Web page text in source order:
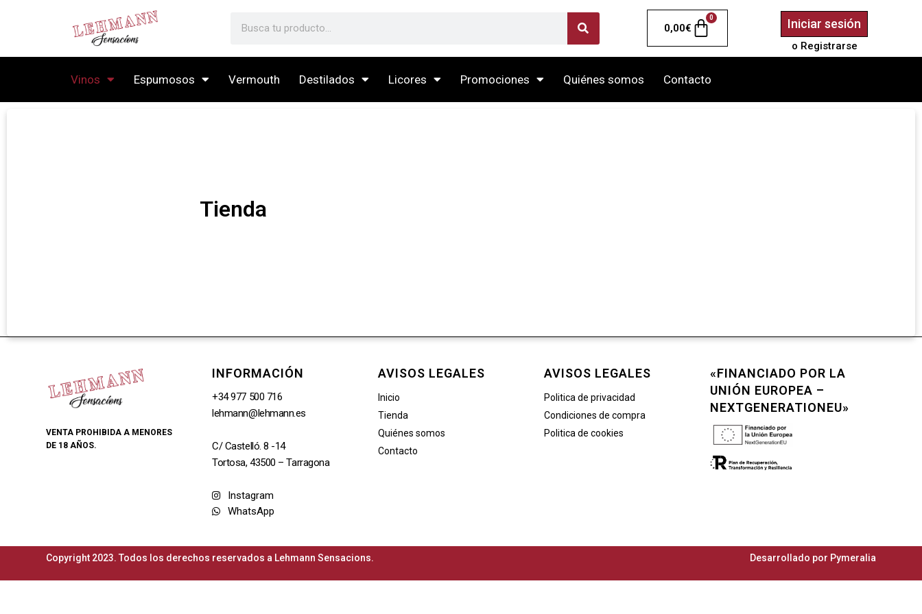
0,00€
0 Iniciar sesión
o Registrarse
Vinos Espumosos Vermouth Destilados Licores Promociones Quiénes somos Contacto
Tienda
VENTA PROHIBIDA A MENORES
DE 18 AÑOS.
INFORMACIÓN
+34 977 500 716
lehmann@lehmann.es
C/ Castelló. 8 -14
Tortosa, 43500 – Tarragona
Instagram
WhatsApp
AVISOS LEGALES
Inicio
Tienda
Quiénes somos
Contacto
AVISOS LEGALES
Politica de privacidad
Condiciones de compra
Politica de cookies
«FINANCIADO POR LA
UNIÓN EUROPEA –
NEXTGENERATIONEU»
Copyright 2023. Todos los derechos reservados a Lehmann Sensacions.​ Desarrollado por Pymeralia